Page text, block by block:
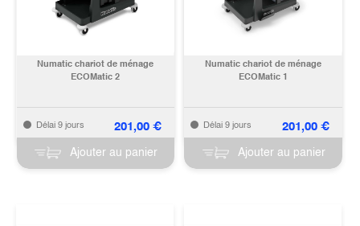
Numatic chariot de ménage
ECOMatic 2
Délai 9 jours 201,00€
Ajouter au panier
Numatic chariot de ménage
ECOMatic 1
Délai 9 jours 201,00€
Ajouter au panier